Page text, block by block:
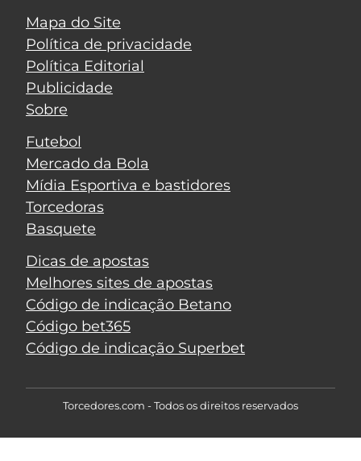
Mapa do Site
Política de privacidade
Política Editorial
Publicidade
Sobre
Futebol
Mercado da Bola
Mídia Esportiva e bastidores
Torcedoras
Basquete
Dicas de apostas
Melhores sites de apostas
Código de indicação Betano
Código bet365
Código de indicação Superbet
Torcedores.com - Todos os direitos reservados